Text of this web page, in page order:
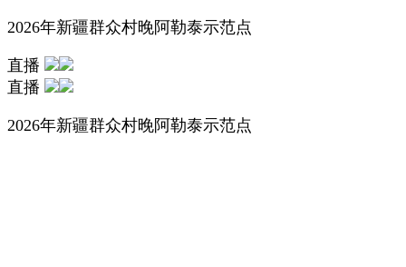
2026年新疆群众村晚阿勒泰示范点
直播
直播
2026年新疆群众村晚阿勒泰示范点